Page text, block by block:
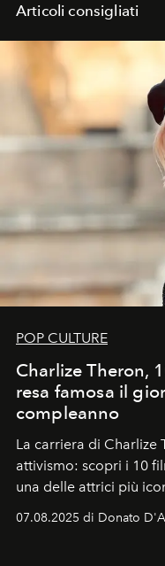
Articoli consigliati
POP CULTURE
Charlize Theron,
resa famosa il
compleanno
La carriera di Charlize
attivismo: scopri i 10
una delle attrici più
07.08.2025 di Donato